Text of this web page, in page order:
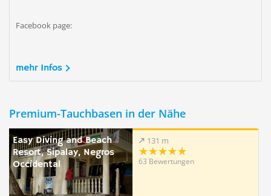
Facebook page:
mehr Infos
Premium-Tauchbasen in der Nähe
Easy Diving and Beach
Resort, Sipalay, Negros
Occidental
131 m
63 Bewertungen